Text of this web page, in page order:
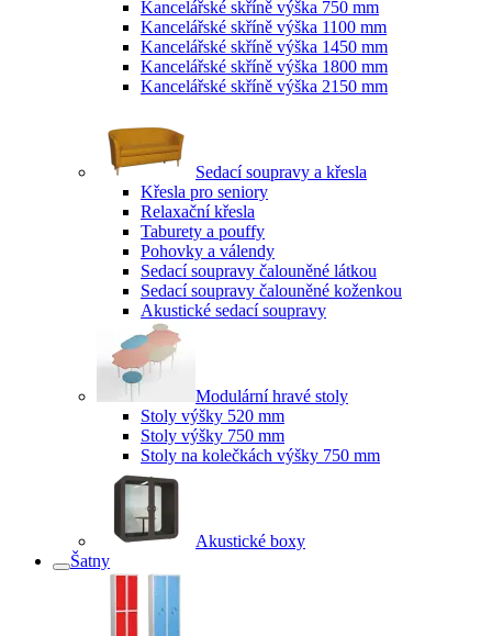
Kancelářské skříně výška 750 mm
Kancelářské skříně výška 1100 mm
Kancelářské skříně výška 1450 mm
Kancelářské skříně výška 1800 mm
Kancelářské skříně výška 2150 mm
Sedací soupravy a křesla
Křesla pro seniory
Relaxační křesla
Taburety a pouffy
Pohovky a válendy
Sedací soupravy čalouněné látkou
Sedací soupravy čalouněné koženkou
Akustické sedací soupravy
Modulární hravé stoly
Stoly výšky 520 mm
Stoly výšky 750 mm
Stoly na kolečkách výšky 750 mm
Akustické boxy
Šatny